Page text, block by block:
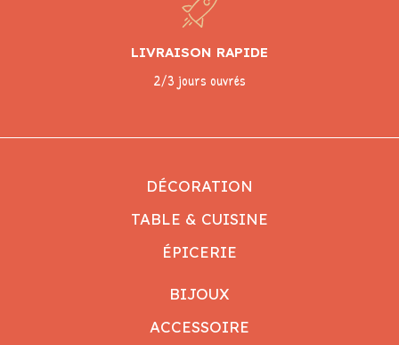
LIVRAISON RAPIDE
2/3 jours ouvrés
DÉCORATION
TABLE & CUISINE
ÉPICERIE
BIJOUX
ACCESSOIRE